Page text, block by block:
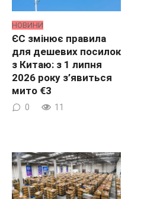
НОВИНИ
ЄС змінює правила
для дешевих посилок
з Китаю: з 1 липня
2026 року з’явиться
мито €3
0 11